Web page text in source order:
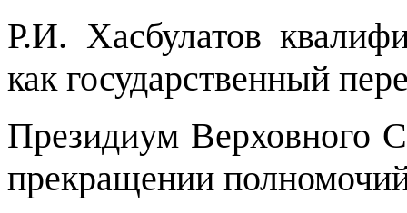
Р.И. Хасбулатов
как государственный
Президиум Верховного
прекращении